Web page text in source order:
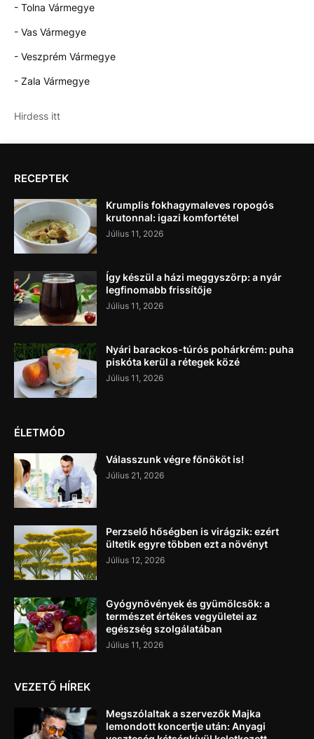
- Tolna Vármegye
- Vas Vármegye
- Veszprém Vármegye
- Zala Vármegye
Hirdess itt
RECEPTEK
Krumplis fokhagymaleves ropogós
krutonnal: igazi komfortétel
Július 11, 2026
Így készül a házi meggyszörp: a nyár
legfinomabb frissítője
Július 11, 2026
Nyári barackos-túrós pohárkrém: puha
piskóta kerül a rétegek közé
Július 11, 2026
ÉLETMÓD
Válasszunk végre főnököt is!
Július 21, 2026
Perzselő hőségben is virágzik: ezért
ültetik egyre többen ezt a növényt
Július 12, 2026
Gyógynövények és gyümölcsök: a
természet értékes vegyületei az
egészség szolgálatában
Július 11, 2026
VEZETŐ HÍREK
Megszólaltak a szervezők Majka
lemondott koncertje után: Anyagi